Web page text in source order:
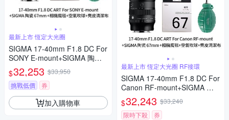
最新上市 恆定大光圈
SIGMA 17-40mm F1.8 DC For
SONY E-mount+SIGMA 陶瓷 6
7mm保護鏡+相機魔毯+BW-13
0吹球+3030麂皮清潔布 (公司
貨)
$32,253 $33,950
挑戰低價
券
加入購物車
最新上市 恆定大光圈 RF接環
SIGMA 17-40mm F1.8 DC For
Canon RF-mount+SIGMA 陶
瓷 67mm保護鏡+相機魔毯+BW
-130吹球+麂皮清潔布(公司貨)
$32,243 $33,240
限時下殺
券